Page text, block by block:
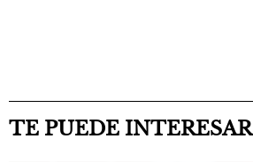
TE PUEDE INTERESAR